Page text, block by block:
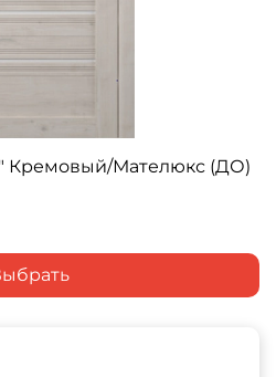
"Техас" Кремовый/Мателюкс (ДО)